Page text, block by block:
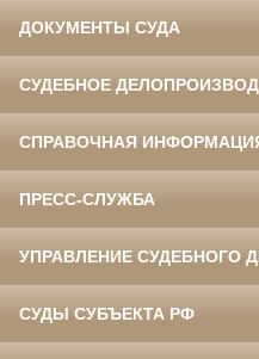
ДОКУМЕНТЫ СУДА
СУДЕБНОЕ
СПРАВОЧНАЯ
ПРЕСС-СЛУЖБА
УПРАВЛЕНИЕ СУДЕБНОГО
СУДЫ СУБЪЕКТА РФ